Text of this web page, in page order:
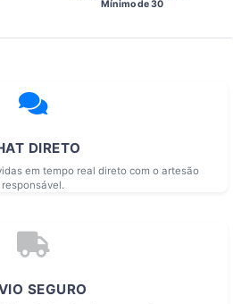
  Mínimo de 30
DIRETO
em tempo real direto com o artesão
responsável.
SEGURO